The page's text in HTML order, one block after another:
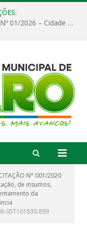
EDITAL DE CHAMAMENTO PÚBLICO Nº 01/2026 – Cidade de Faro
N° 001/2020
de insumos,
da
05T161830.899